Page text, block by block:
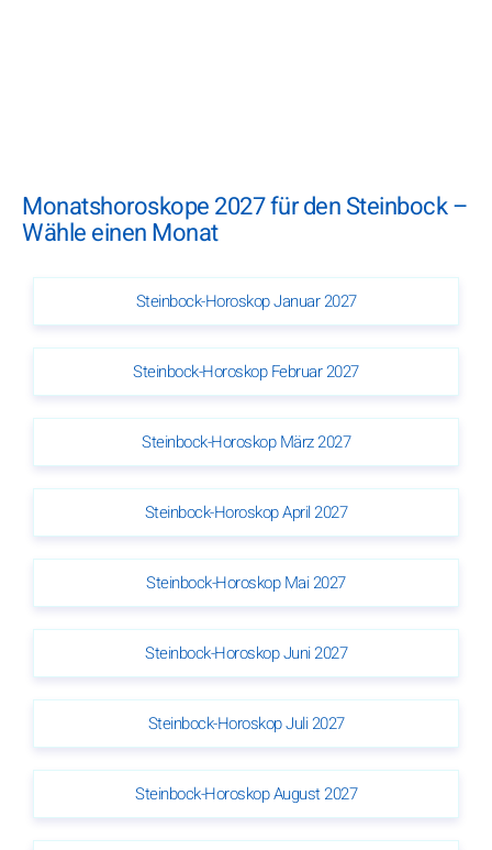
Monatshoroskope 2027 für den Steinbock –
Wähle einen Monat
Steinbock-Horoskop Januar 2027
Steinbock-Horoskop Februar 2027
Steinbock-Horoskop März 2027
Steinbock-Horoskop April 2027
Steinbock-Horoskop Mai 2027
Steinbock-Horoskop Juni 2027
Steinbock-Horoskop Juli 2027
Steinbock-Horoskop August 2027